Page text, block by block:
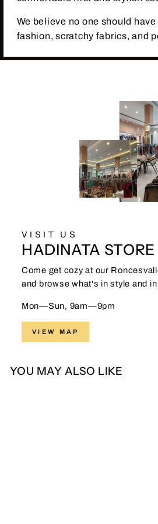
We believe no one should
fashion, scratchy fabrics, and
VISIT US
HADINATA STORE
Come get cozy at our
and browse what's in style and
Mon—Sun, 9am—9pm
VIEW MAP
YOU MAY ALSO LIKE